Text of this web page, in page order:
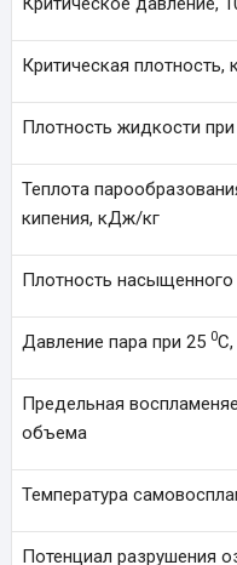
Критическая плотность,
Плотность жидкости
Теплота
кипения, кДж/кг
Плотность насыщенного
Давление пара при 25 0С,
Предельная
объема
Температура
Потенциал разрушения